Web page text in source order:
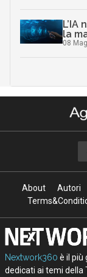
L’IA
la
08
About Autori
Nextwork360 è il più
dedicati ai temi della